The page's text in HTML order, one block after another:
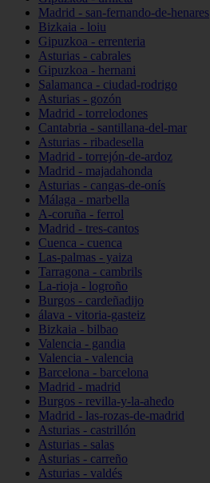
Madrid - san-fernando-de-henares
Bizkaia - loiu
Gipuzkoa - errenteria
Asturias - cabrales
Gipuzkoa - hernani
Salamanca - ciudad-rodrigo
Asturias - gozón
Madrid - torrelodones
Cantabria - santillana-del-mar
Asturias - ribadesella
Madrid - torrejón-de-ardoz
Madrid - majadahonda
Asturias - cangas-de-onís
Málaga - marbella
A-coruña - ferrol
Madrid - tres-cantos
Cuenca - cuenca
Las-palmas - yaiza
Tarragona - cambrils
La-rioja - logroño
Burgos - cardeñadijo
álava - vitoria-gasteiz
Bizkaia - bilbao
Valencia - gandia
Valencia - valencia
Barcelona - barcelona
Madrid - madrid
Burgos - revilla-y-la-ahedo
Madrid - las-rozas-de-madrid
Asturias - castrillón
Asturias - salas
Asturias - carreño
Asturias - valdés